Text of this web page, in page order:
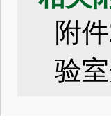
附
验